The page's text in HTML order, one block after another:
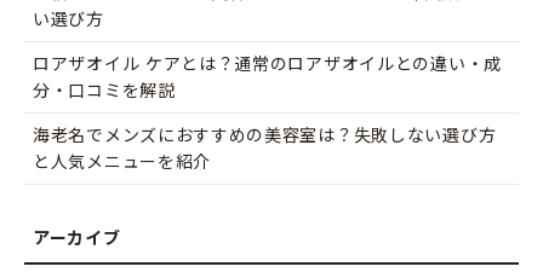
い選び方
ロアザオイル ケアとは？通常のロアザオイルとの違い・成
分・口コミを解説
海老名でメンズにおすすめの美容室は？失敗しない選び方
と人気メニューを紹介